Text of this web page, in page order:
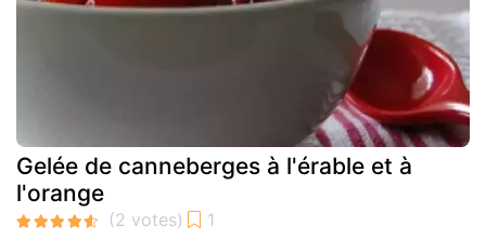
Gelée de canneberges à l'érable et à
l'orange